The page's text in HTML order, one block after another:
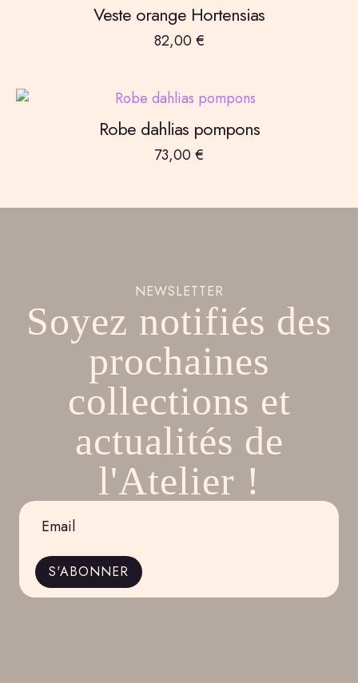
Veste orange Hortensias
82,00 €
Robe dahlias pompons
73,00 €
NEWSLETTER
Soyez notifiés des
prochaines
collections et
actualités de
l'Atelier !
*
S'ABONNER